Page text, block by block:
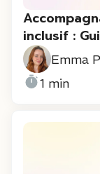
inclusif :
Emma
1 min